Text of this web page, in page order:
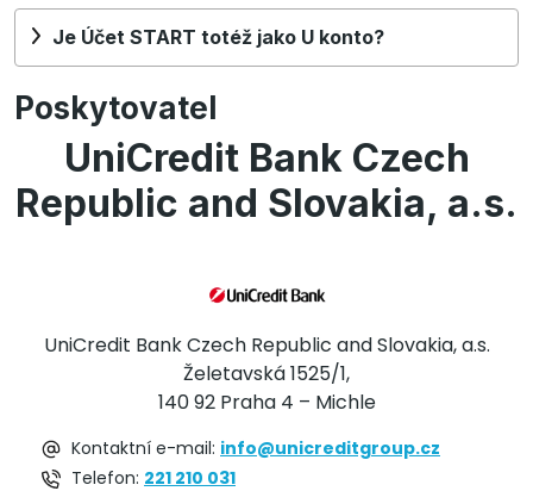
Je Účet START totéž jako U konto?
Poskytovatel
UniCredit Bank Czech
Republic and Slovakia, a.s.
UniCredit Bank Czech Republic and Slovakia, a.s.
Želetavská 1525/1,
140 92 Praha 4 – Michle
Kontaktní e-mail: info@unicreditgroup.cz
Telefon: 221 210 031